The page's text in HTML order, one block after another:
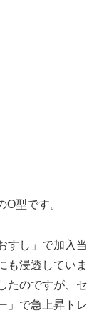
型です。
すし」で加入当
も浸透していま
たのですが、セ
」で急上昇トレ